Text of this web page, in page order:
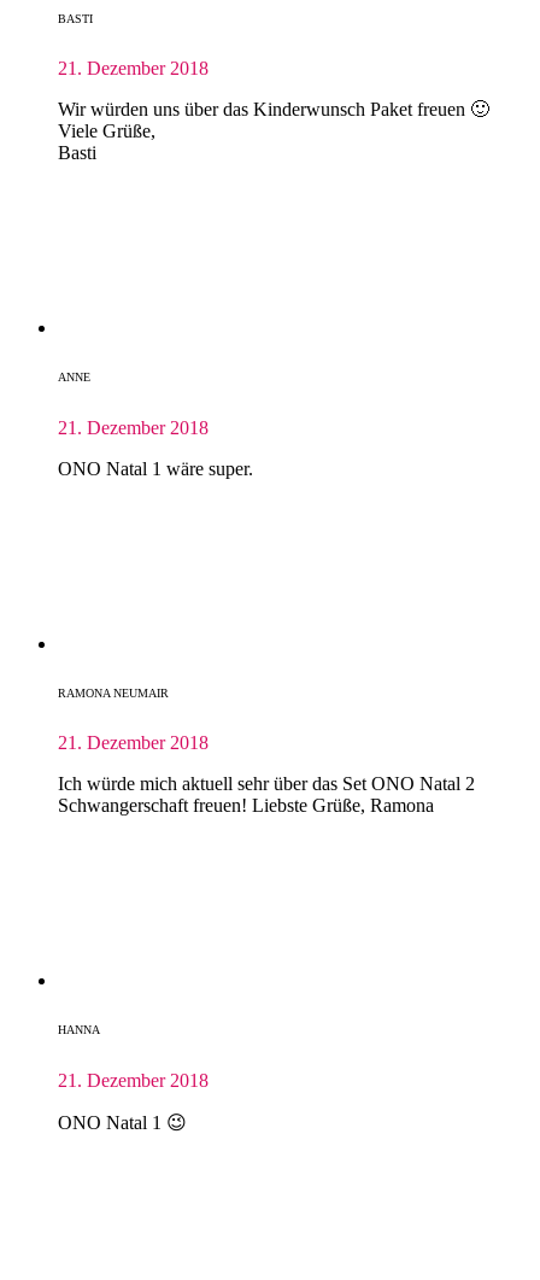
BASTI
21. Dezember 2018
Wir würden uns über das Kinderwunsch Paket freuen 🙂
Viele Grüße,
Basti
ANNE
21. Dezember 2018
ONO Natal 1 wäre super.
RAMONA NEUMAIR
21. Dezember 2018
Ich würde mich aktuell sehr über das Set ONO Natal 2
Schwangerschaft freuen! Liebste Grüße, Ramona
HANNA
21. Dezember 2018
ONO Natal 1 😉